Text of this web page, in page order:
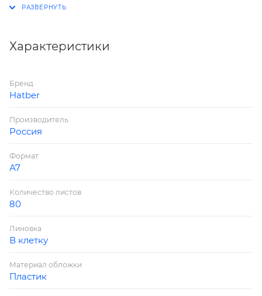
Характеристики
Бренд
Hatber
Производитель
Россия
Формат
А7
Количество листов
80
Линовка
В клетку
Материал обложки
Пластик